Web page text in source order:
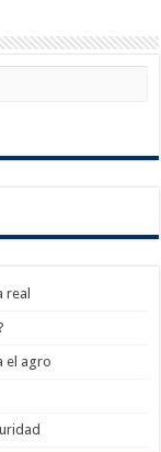
real
el agro